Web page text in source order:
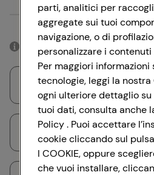
Oppure
Accedendo con il tuo account
Accedi con
parti, analitici per
aggregate sui tuoi
navigazione, o di
personalizzare i
Per maggiori informazioni
tecnologie, leggi la nostra
ogni ulteriore dettaglio
tuoi dati, consulta anche
Policy . Puoi accettare
cookie cliccando sul
I COOKIE, oppure
che vuoi installare,